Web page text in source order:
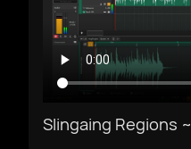
Välj Language
Afrikaans
Slingaing Regions ~